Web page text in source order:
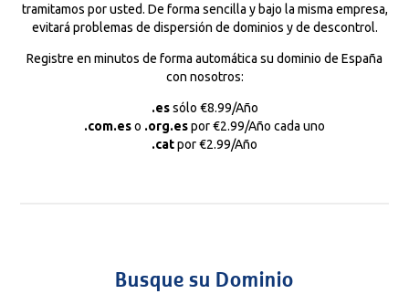
tramitamos por usted. De forma sencilla y bajo la misma empresa,
evitará problemas de dispersión de dominios y de descontrol.
Registre en minutos de forma automática su dominio de España
con nosotros:
.essólo €8.99/Año
.com.eso .org.espor €2.99/Año cada uno
.catpor €2.99/Año
Busque su Dominio